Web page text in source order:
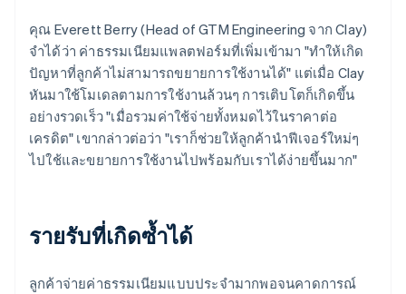
คุณ Everett Berry (Head of GTM Engineering จาก Clay)
จำได้ว่า ค่าธรรมเนียมแพลตฟอร์มที่เพิ่มเข้ามา "ทำให้เกิด
ปัญหาที่ลูกค้าไม่สามารถขยายการใช้งานได้" แต่เมื่อ Clay
หันมาใช้โมเดลตามการใช้งานล้วนๆ การเติบโตก็เกิดขึ้น
อย่างรวดเร็ว "เมื่อรวมค่าใช้จ่ายทั้งหมดไว้ในราคาต่อ
เครดิต" เขากล่าวต่อว่า "เราก็ช่วยให้ลูกค้านำฟีเจอร์ใหม่ๆ
ไปใช้และขยายการใช้งานไปพร้อมกับเราได้ง่ายขึ้นมาก"
รายรับที่เกิดซ้ำได้
ลูกค้าจ่ายค่าธรรมเนียมแบบประจำมากพอจนคาดการณ์